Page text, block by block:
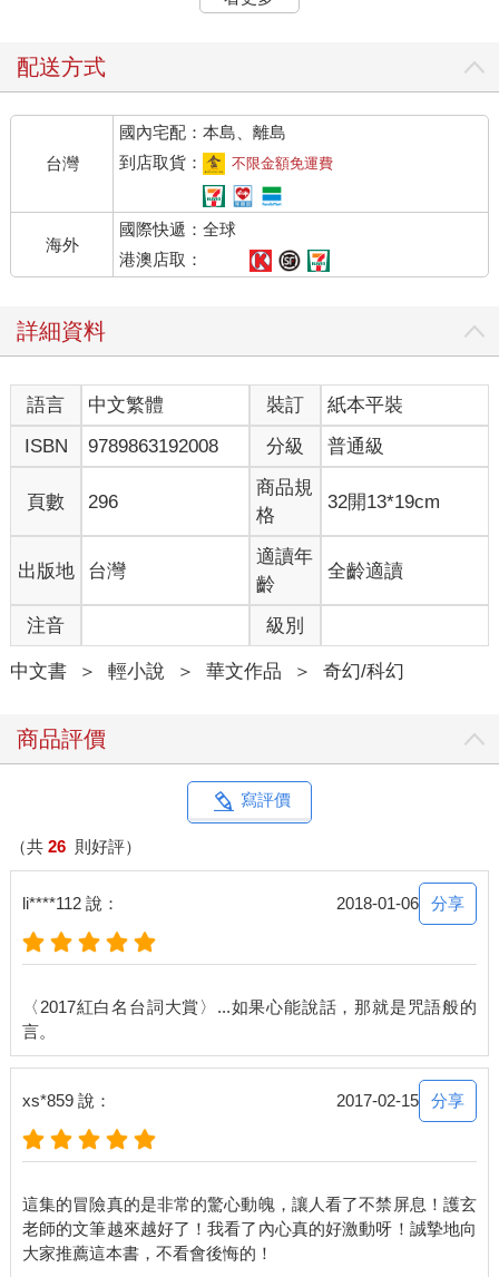
走出來的人清一色黑底紅紋的配色打扮，有些是勁裝有些是輕
一年級時，我見過這種服裝樣式，鬼王攻進學校當下，來自燄之
陸續出來五個人，可能附近還有其他人，不過站在我們面前的只
有五個，其中一個輕甲打扮的向夏碎學長點了下頭，接著一聲不
吭便轉頭往其他方向走。
按照經驗，這肯定就是不想講話版的「跟上來」意思。
夏碎學長跟上去後我也連忙快步跑，剛好來得及踏進那五個人張
開的陣法，眨眼被轉移到另外一座長得不太一樣的森林裡……這
燄之谷的森林還真不是普通多元，這片森林的景觀和種類跟剛才
的樹林差很多啊！你們森林可以東一群針葉林西一群闊葉林這樣
總之又被帶著走一小段路，最後我們來到森林中一間木屋前。
木屋並不大，是一般可容納六、七人住宿的小木屋，沿著旁邊的
大樹上去，隱約可以看見瞭望台一類的設備，這裡大概是休息、
固守的據點；如果忽視掛在樹上的奇怪人影，應該真的就是這個
功能沒錯。
我瞇起眼，覺得掛在樹枝中間的好像是個啥破布袋，但又似乎不
是，勉強說有點像破爛的晴天娃娃，用麻繩套出個圓圓的頭部，
下面是飄動的布料；一聽到腳步聲，那個怪怪的巨大晴天娃娃就
朝我們這個方向轉過來，而且表情超詭異。
如果不是晴天娃娃，就是個自帶陰森背景的詛咒物了！這手工差
得一臉怨恨啊！略微隱藏在樹枝後的眼睛根本沒縫好，超立體的
眼球不但凸出來還脫線，邊邊有著一點一點黑紅色……做的人是
一邊做一邊被針戳到吧……用的線都比我的頭髮還粗了，那根針
八成也很大根，沒被戳到貧血也是某方面的厲害。
帶我們進來的五人小隊一個字都沒有吐出來，根本不解釋上面那
死寂到木屋前，接著又突然消失，只留下一名看守人站在我們附
近。
我默默抬頭看著在正上方晃動的怪東西。
掛在那裡的布袋娃娃稍微又晃動了兩下，我聽見明顯咿咿啞啞的
麻繩摩擦聲，接著布袋娃娃很艱困地低下頭，用那張有著凸眼睛
的臉盯著我們看。
如果不是在燄之谷不能輕舉妄動，我還真有點想開槍把上面那個
玩意打下來。
「別在意，那只是普通的守護門衛。」夏碎學長微笑說道：「也
門衛嗎……如果燄之谷的手工都這麼差，這東西掛滿森林絕對驚
人！我賭一定沒人敢再闖這個好像被詛咒的地方！
幸好我們學校外的雕像很賞心悅目，不然校牆吊死滿牆的晴天娃
娃，我絕對在入學第一天馬上轉頭向後逃。
並沒有等很久，約五分鐘左右附近出現個紅色陣法，接著踏出了
我見過兩次的黑髮男性，穿著同樣的黑底紅紋正裝，踏出後陣法
沒消失，一直在原地轉動。
不知道是不是我的錯覺，我覺得這人的視線十分不友善，雖然面
部表情和先前一樣很冷淡，但就是能感覺到對我有敵意，而且也
沒向我做任何招呼。
配送方式
台灣
國內宅配：本島、離島
到店取貨：
不限金額免運費
海外
國際快遞：全球
港澳店取：
詳細資料
語言 中文繁體 裝訂
紙本平裝
ISBN
9789863192008 分級 普通級
頁數 296
商品規
格
32開13*19cm
出版地 台灣
適讀年
齡
全齡適讀
注音 級別
中文書 ＞ 輕小說 ＞ 華文作品 ＞ 奇幻/科幻
商品評價
寫評價
（共 26 則好評）
li****112 說： 2018-01-06 分享
〈2017紅白名台詞大賞〉...如果心能說話，那就是咒語般的
xs*859 說： 2017-02-15 分享
這集的冒險真的是非常的驚心動魄，讓人看了不禁屏息！護玄
老師的文筆越來越好了！我看了內心真的好激動呀！誠摯地向